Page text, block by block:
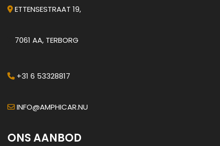
ETTENSESTRAAT 19,
7061 AA, TERBORG
+31 6 53328817
INFO@AMPHICAR.NU
ONS AANBOD